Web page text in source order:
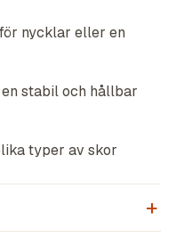
nycklar eller en
stabil och hållbar
typer av skor